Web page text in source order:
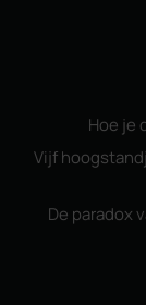
Hoe je
Vijf
De paradox